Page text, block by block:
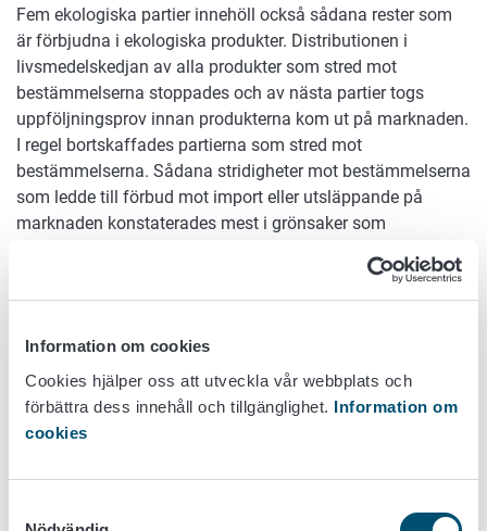
Information om cookies
Cookies hjälper oss att utveckla vår webbplats och
förbättra dess innehåll och tillgänglighet. Information om
cookies
Fem ekologiska partier innehöll också sådana rester som
är förbjudna i ekologiska produkter. Distributionen i
livsmedelskedjan av alla produkter som stred mot
bestämmelserna stoppades och av nästa partier togs
uppföljningsprov innan produkterna kom ut på marknaden.
I regel bortskaffades partierna som stred mot
bestämmelserna. Sådana stridigheter mot bestämmelserna
som ledde till förbud mot import eller utsläppande på
marknaden konstaterades mest i grönsaker som
mot bestämmelserna var livsmedel som importerats direkt
till Finland från länder utanför EU och 34 partier var
ursprung i ett land utanför EU. Det visar att man i alla
länder utanför EU inte förmår följa sådan jordbrukspraxis
som motsvarar EU:s MRL-krav. Å andra sidan statistikförs
sådana partier som har sitt ursprung i ett tredje land och
koncentreras stridigheterna mot bestämmelserna i
verkligheten till tredje länder i högre grad än vad dessa tal